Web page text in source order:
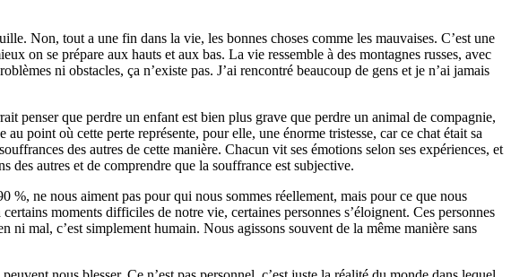
Non, tout a une fin dans la vie, les bonnes choses comme les mauvaises. C’est une
on se prépare aux hauts et aux bas. La vie ressemble à des montagnes russes, avec
ni obstacles, ça n’existe pas. J’ai rencontré beaucoup de gens et je n’ai jamais
penser que perdre un enfant est bien plus grave que perdre un animal de compagnie,
point où cette perte représente, pour elle, une énorme tristesse, car ce chat était sa
des autres de cette manière. Chacun vit ses émotions selon ses expériences, et
autres et de comprendre que la souffrance est subjective.
%, ne nous aiment pas pour qui nous sommes réellement, mais pour ce que nous
moments difficiles de notre vie, certaines personnes s’éloignent. Ces personnes
mal, c’est simplement humain. Nous agissons souvent de la même manière sans